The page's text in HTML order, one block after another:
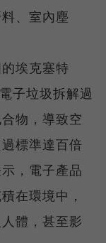
、室內塵
埃克塞特
子垃圾拆解過
物，導致空
標準達百倍
，電子產品
在環境中，
體，甚至影